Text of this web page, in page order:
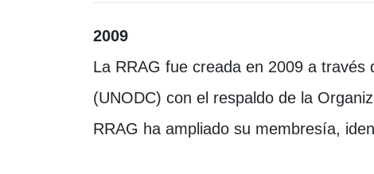
2009
La RRAG fue creada en 2009 a través
(UNODC) con el respaldo de la
RRAG ha ampliado su membresía,